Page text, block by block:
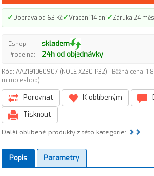
✓Doprava od 63 Kč✓Vrácení 14 dní✓Záruka 24
Eshop: skladem
Prodejna: 24h od objednávky
Kód: AA2191060907 (NOLE-X230-P32)
Běžná cena: 1
mimo eshop)
Porovnat K oblíbeným
Tisknout
Další oblíbené produkty z této kategorie:
Popis Parametry